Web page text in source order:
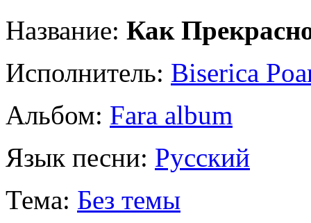
Название: Как
Исполнитель: Biserica
Альбом: Fara album
Язык песни: Русский
Тема: Без темы